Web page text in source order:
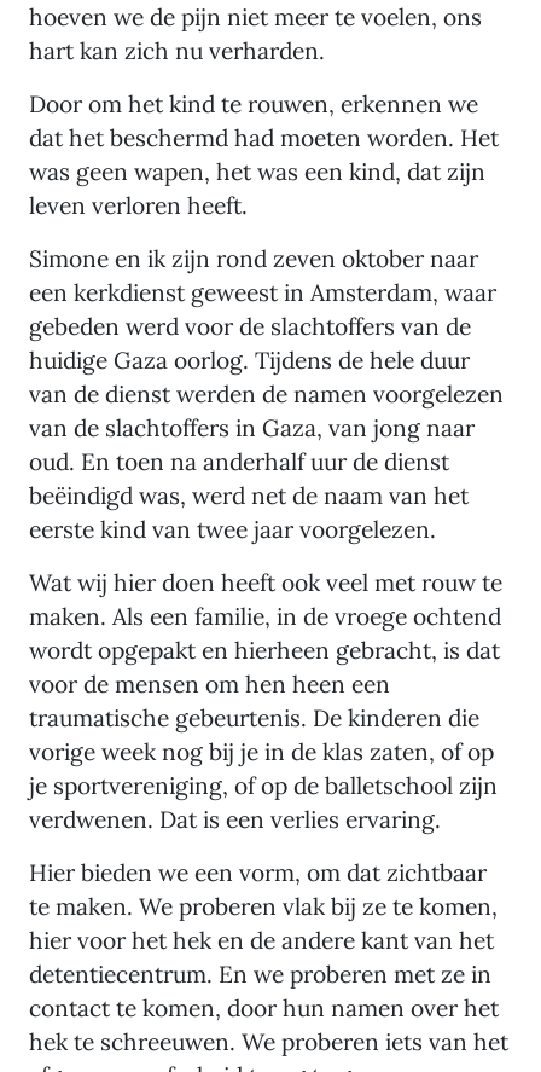
hoeven we de pijn niet meer te voelen, ons
hart kan zich nu verharden.
Door om het kind te rouwen, erkennen we
dat het beschermd had moeten worden. Het
was geen wapen, het was een kind, dat zijn
leven verloren heeft.
Simone en ik zijn rond zeven oktober naar
een kerkdienst geweest in Amsterdam, waar
gebeden werd voor de slachtoffers van de
huidige Gaza oorlog. Tijdens de hele duur
van de dienst werden de namen voorgelezen
van de slachtoffers in Gaza, van jong naar
oud. En toen na anderhalf uur de dienst
beëindigd was, werd net de naam van het
eerste kind van twee jaar voorgelezen.
Wat wij hier doen heeft ook veel met rouw te
maken. Als een familie, in de vroege ochtend
wordt opgepakt en hierheen gebracht, is dat
voor de mensen om hen heen een
traumatische gebeurtenis. De kinderen die
vorige week nog bij je in de klas zaten, of op
je sportvereniging, of op de balletschool zijn
verdwenen. Dat is een verlies ervaring.
Hier bieden we een vorm, om dat zichtbaar
te maken. We proberen vlak bij ze te komen,
hier voor het hek en de andere kant van het
detentiecentrum. En we proberen met ze in
contact te komen, door hun namen over het
hek te schreeuwen. We proberen iets van het